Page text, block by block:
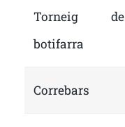
Torneig de
botifarra
Correbars